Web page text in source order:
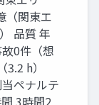
（関東エ
品質 年
0件（想
h）
ペナルテ